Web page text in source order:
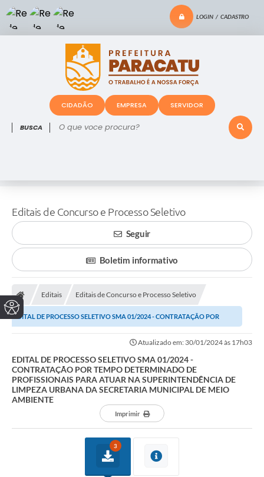
LOGIN / CADASTRO
O que voce procura?
CIDADÃO EMPRESA SERVIDOR
Editais de Concurso e Processo Seletivo
Seguir
Boletim informativo
Editais Editais de Concurso e Processo Seletivo
EDITAL DE PROCESSO SELETIVO SMA 01/2024 - CONTRATAÇÃO POR
TEMPO DETERMINADO DE PROFISSIONAIS PARA ATUAR NA...
Atualizado em: 30/01/2024 às 17h03
EDITAL DE PROCESSO SELETIVO SMA 01/2024 -
CONTRATAÇÃO POR TEMPO DETERMINADO DE
PROFISSIONAIS PARA ATUAR NA SUPERINTENDÊNCIA DE
LIMPEZA URBANA DA SECRETARIA MUNICIPAL DE MEIO
AMBIENTE
Imprimir
3